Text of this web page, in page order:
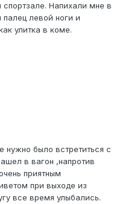
Напихали мне в
левой ноги и
улитка в коме.
нужно было встретиться с
в вагон ,напротив
приятным
при выходе из
все время улыбались.